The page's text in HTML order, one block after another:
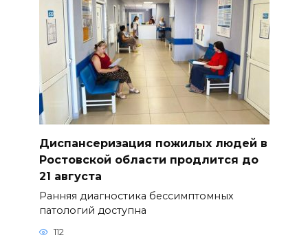
Диспансеризация пожилых людей в
Ростовской области продлится до
21 августа
Ранняя диагностика бессимптомных
патологий доступна
112